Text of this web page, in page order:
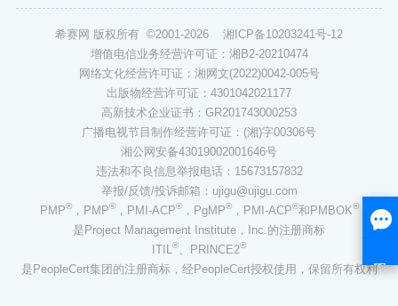
希赛网 版权所有 ©2001-2026 湘ICP备10203241号-12
增值电信业务经营许可证：湘B2-20210474
网络文化经营许可证：湘网文(2022)0042-005号
出版物经营许可证：4301042021177
高新技术企业证书：GR201743000253
广播电视节目制作经营许可证：(湘)字00306号
湘公网安备43019002001646号
违法和不良信息举报电话：15673157832
举报/反馈/投诉邮箱：ujigu@ujigu.com
PMP®，PMP®，PMI-ACP®，PgMP®，PMI-ACP®和PMBOK®
是Project Management Institute，Inc.的注册商标
ITIL®、PRINCE2®
是PeopleCert集团的注册商标，经PeopleCert授权使用，保留所有权利